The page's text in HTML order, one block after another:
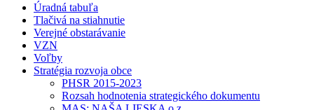
Úradná tabuľa
Tlačivá na stiahnutie
Verejné obstarávanie
VZN
Voľby
Stratégia rozvoja obce
PHSR 2015-2023
Rozsah hodnotenia strategického dokumentu